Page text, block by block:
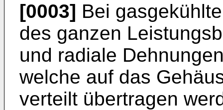
[0003] Bei
des ganzen
und radiale
welche auf das
verteilt übertragen